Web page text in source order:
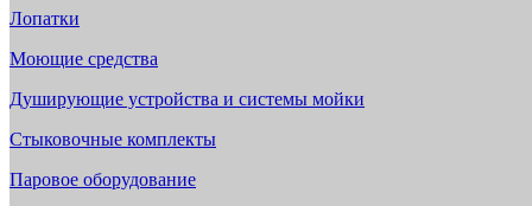
Лопатки
Моющие средства
Душирующие устройства и системы мойки
Стыковочные комплекты
Паровое оборудование